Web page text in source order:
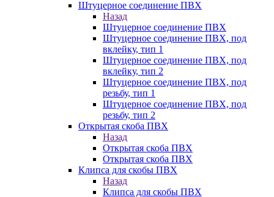
Штуцерное соединение ПВХ
Назад
Штуцерное соединение ПВХ
Штуцерное соединение ПВХ, под
вклейку, тип 1
Штуцерное соединение ПВХ, под
вклейку, тип 2
Штуцерное соединение ПВХ, под
резьбу, тип 1
Штуцерное соединение ПВХ, под
резьбу, тип 2
Открытая скоба ПВХ
Назад
Открытая скоба ПВХ
Открытая скоба ПВХ
Клипса для скобы ПВХ
Назад
Клипса для скобы ПВХ